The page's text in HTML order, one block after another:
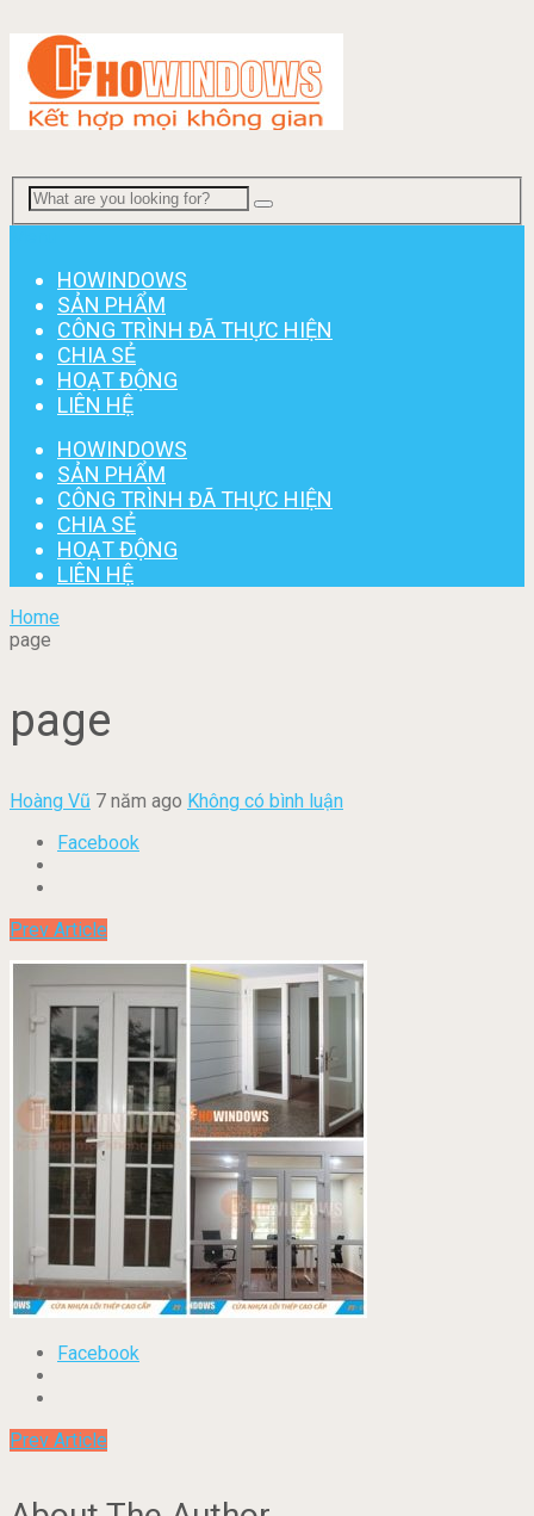
HOWINDOWS
SẢN PHẨM
CÔNG TRÌNH ĐÃ THỰC HIỆN
CHIA SẺ
HOẠT ĐỘNG
LIÊN HỆ
HOWINDOWS
SẢN PHẨM
CÔNG TRÌNH ĐÃ THỰC HIỆN
CHIA SẺ
HOẠT ĐỘNG
LIÊN HỆ
Home
page
page
Hoàng Vũ 7 năm ago Không có bình luận
Facebook
Prev Article
Facebook
Prev Article